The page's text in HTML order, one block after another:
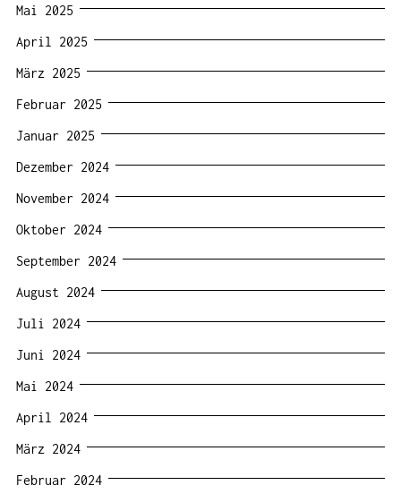
Mai 2025
April 2025
März 2025
Februar 2025
Januar 2025
Dezember 2024
November 2024
Oktober 2024
September 2024
August 2024
Juli 2024
Juni 2024
Mai 2024
April 2024
März 2024
Februar 2024